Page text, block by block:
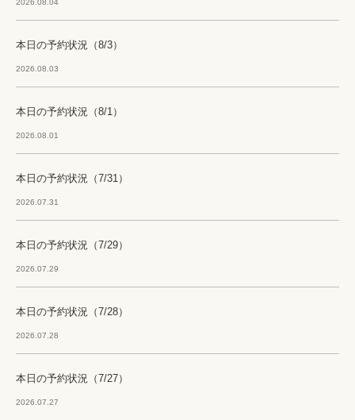
本日の予約状況（8/3）
2026.08.03
本日の予約状況（8/1）
2026.08.01
本日の予約状況（7/31）
2026.07.31
本日の予約状況（7/29）
2026.07.29
本日の予約状況（7/28）
2026.07.28
本日の予約状況（7/27）
2026.07.27